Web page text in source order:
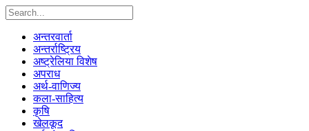
अन्तरवार्ता
अन्तर्राष्ट्रिय
अष्ट्रेलिया विशेष
अपराध
अर्थ-वाणिज्य
कला-साहित्य
कृषि
खेलकूद